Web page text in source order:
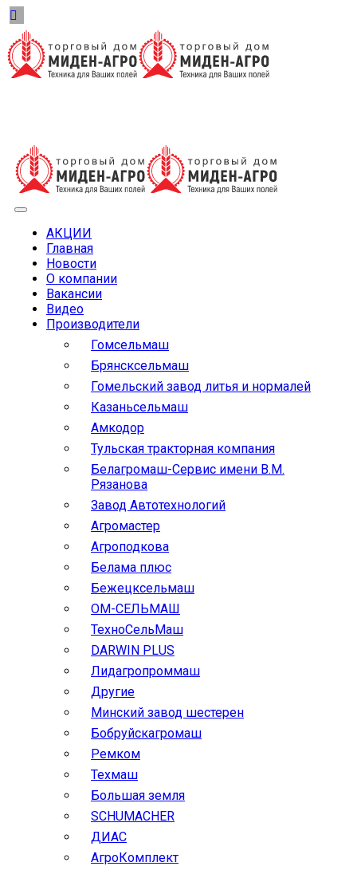
АКЦИИ
Главная
Новости
О компании
Вакансии
Видео
Производители
Гомсельмаш
Брянсксельмаш
Гомельский завод литья и нормалей
Казаньсельмаш
Амкодор
Тульская тракторная компания
Белагромаш-Сервис имени В.М.
Рязанова
Завод Автотехнологий
Агромастер
Агроподкова
Белама плюс
Бежецксельмаш
ОМ-СЕЛЬМАШ
ТехноСельМаш
DARWIN PLUS
Лидагропроммаш
Другие
Минский завод шестерен
Бобруйскагромаш
Ремком
Техмаш
Большая земля
SCHUMACHER
ДИАС
АгроКомплект